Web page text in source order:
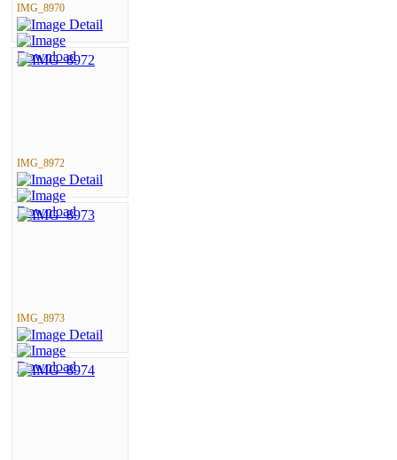
IMG_8970
IMG_8972
IMG_8973